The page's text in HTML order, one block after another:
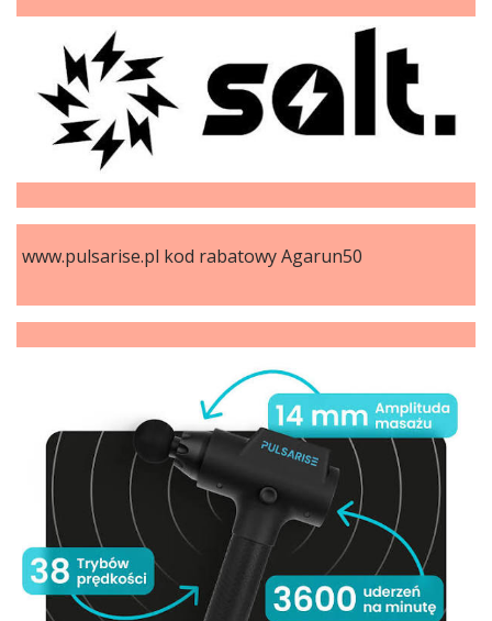
www.pulsarise.pl kod rabatowy Agarun50